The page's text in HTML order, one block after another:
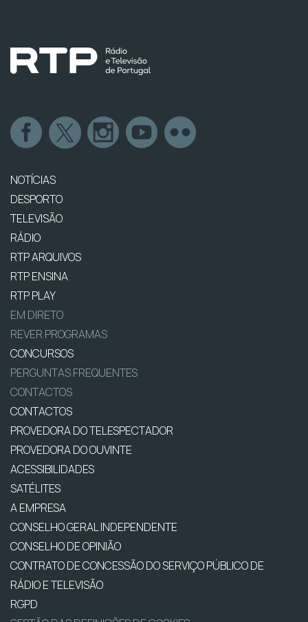
NOTÍCIAS
DESPORTO
TELEVISÃO
RÁDIO
RTP ARQUIVOS
RTP ENSINA
RTP PLAY
EM DIRETO
REVER PROGRAMAS
CONCURSOS
PERGUNTAS FREQUENTES
CONTACTOS
CONTACTOS
PROVEDORA DO TELESPECTADOR
PROVEDORA DO OUVINTE
ACESSIBILIDADES
SATÉLITES
A EMPRESA
CONSELHO GERAL INDEPENDENTE
CONSELHO DE OPINIÃO
CONTRATO DE CONCESSÃO DO SERVIÇO PÚBLICO DE
RÁDIO E TELEVISÃO
RGPD